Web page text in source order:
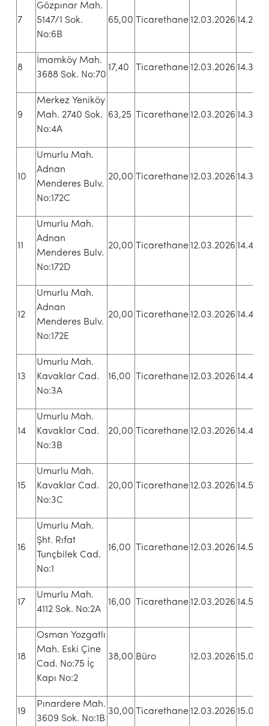
7
Gözpınar Mah.
5147/1 Sok.
No:6B
65,00 Ticarethane12.03.2026 14.28
8
İmamköy Mah.
3688 Sok. No:70
17,40 Ticarethane12.03.2026 14.31
9
Merkez Yeniköy
Mah. 2740 Sok.
No:4A
63,25 Ticarethane12.03.2026 14.34
10
Umurlu Mah.
Adnan
Menderes Bulv.
No:172C
20,00 Ticarethane12.03.2026 14.37
11
Umurlu Mah.
Adnan
Menderes Bulv.
No:172D
20,00 Ticarethane12.03.2026 14.40
12
Umurlu Mah.
Adnan
Menderes Bulv.
No:172E
20,00 Ticarethane12.03.2026 14.43
13
Umurlu Mah.
Kavaklar Cad.
No:3A
16,00 Ticarethane12.03.2026 14.46
14
Umurlu Mah.
Kavaklar Cad.
No:3B
20,00 Ticarethane12.03.2026 14.49
15
Umurlu Mah.
Kavaklar Cad.
No:3C
20,00 Ticarethane12.03.2026 14.52
16
Umurlu Mah.
Şht. Rıfat
Tunçbilek Cad.
No:1
16,00 Ticarethane12.03.2026 14.55
17
Umurlu Mah.
4112 Sok. No:2A
16,00 Ticarethane12.03.2026 14.58
18
Osman Yozgatlı
Mah. Eski Çine
Cad. No:75 İç
Kapı No:2
38,00 Büro 12.03.2026 15.01
19
Pınardere Mah.
3609 Sok. No:1B
30,00 Ticarethane12.03.2026 15.04